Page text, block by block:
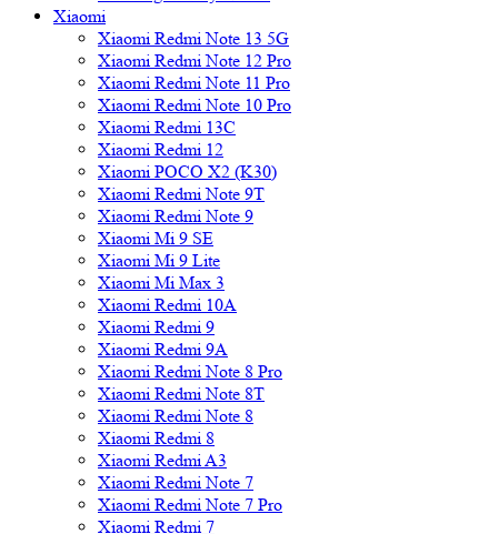
Xiaomi
Xiaomi Redmi Note 13 5G
Xiaomi Redmi Note 12 Pro
Xiaomi Redmi Note 11 Pro
Xiaomi Redmi Note 10 Pro
Xiaomi Redmi 13C
Xiaomi Redmi 12
Xiaomi POCO X2 (K30)
Xiaomi Redmi Note 9T
Xiaomi Redmi Note 9
Xiaomi Mi 9 SE
Xiaomi Mi 9 Lite
Xiaomi Mi Max 3
Xiaomi Redmi 10A
Xiaomi Redmi 9
Xiaomi Redmi 9A
Xiaomi Redmi Note 8 Pro
Xiaomi Redmi Note 8T
Xiaomi Redmi Note 8
Xiaomi Redmi 8
Xiaomi Redmi A3
Xiaomi Redmi Note 7
Xiaomi Redmi Note 7 Pro
Xiaomi Redmi 7